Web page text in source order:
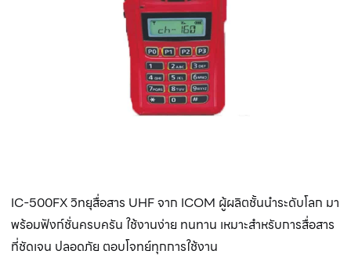
IC-500FX วิทยุสื่อสาร UHF จาก ICOM ผู้ผลิตชั้นนำระดับโลก มา
พร้อมฟังก์ชั่นครบครัน ใช้งานง่าย ทนทาน เหมาะสำหรับการสื่อสาร
ที่ชัดเจน ปลอดภัย ตอบโจทย์ทุกการใช้งาน